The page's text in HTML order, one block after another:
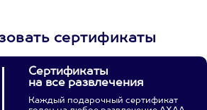
сертификаты
Сертификаты
на все развлечения
Каждый подарочный сертификат